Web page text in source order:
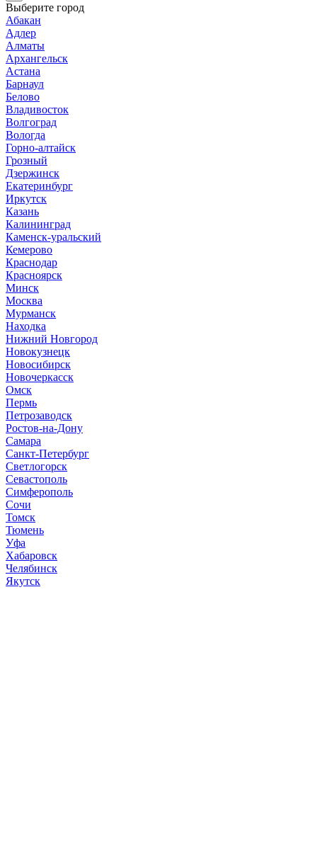
Выберите город
Абакан
Адлер
Алматы
Архангельск
Астана
Барнаул
Белово
Владивосток
Волгоград
Вологда
Горно-алтайск
Грозный
Дзержинск
Екатеринбург
Иркутск
Казань
Калининград
Каменск-уральский
Кемерово
Краснодар
Красноярск
Минск
Москва
Мурманск
Находка
Нижний Новгород
Новокузнецк
Новосибирск
Новочеркасск
Омск
Пермь
Петрозаводск
Ростов-на-Дону
Самара
Санкт-Петербург
Светлогорск
Севастополь
Симферополь
Сочи
Томск
Тюмень
Уфа
Хабаровск
Челябинск
Якутск